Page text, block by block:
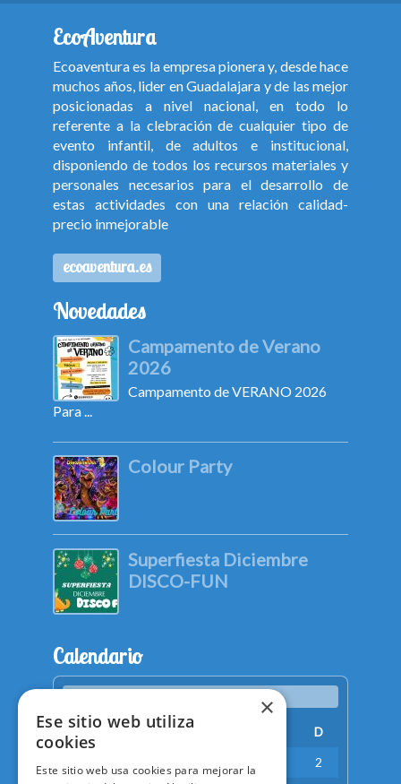
EcoAventura
Ecoaventura es la empresa pionera y, desde hace
muchos años, lider en Guadalajara y de las mejor
posicionadas a nivel nacional, en todo lo
referente a la clebración de cualquier tipo de
evento infantil, de adultos e institucional,
disponiendo de todos los recursos materiales y
personales necesarios para el desarrollo de
estas actividades con una relación calidad-
precio inmejorable
ecoaventura.es
Novedades
Campamento de Verano
2026
Campamento de VERANO 2026
Para ...
Colour Party
Superfiesta Diciembre
DISCO-FUN
Calendario
agosto 2026
L M X
D
2
×
Ese sitio web utiliza
cookies
Este sitio web usa cookies para mejorar la